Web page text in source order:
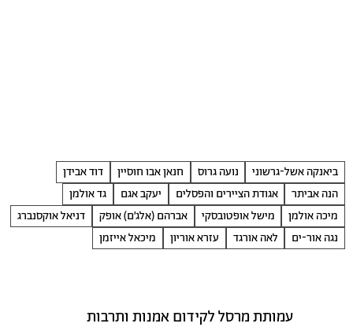
ביאנקה אשל-גרשוני נועה גרוס חנאן אבו חוסיין
דוד אבידן
הנה אביתר
אגודת הציירים והפסלים יעקב אגם
גד אולמן
מיכה אולמן
מישל אופטובסקי אברהם (אלג׳ם) אופק
דניאל אוקסנברג
נגה אור-ים
לאה אורגד עזרא אוריון מיכאל אייזמן
עמותת מרסל לקידום אמנות ותרבות